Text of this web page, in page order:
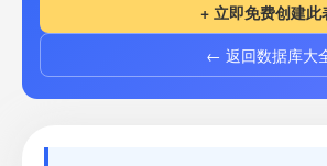
我的
套餐 加流量
+ 立即免费创建此
← 返回数据库大